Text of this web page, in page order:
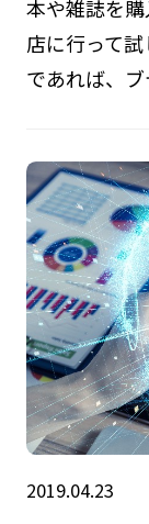
本や雑誌を
店に行って
であれば、
2019.04.23